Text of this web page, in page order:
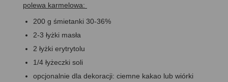
polewa karmelowa:
200 g śmietanki 30-36%
2-3 łyżki masła
2 łyżki erytrytolu
1/4 łyżeczki soli
opcjonalnie dla dekoracji: ciemne kakao lub wiórki